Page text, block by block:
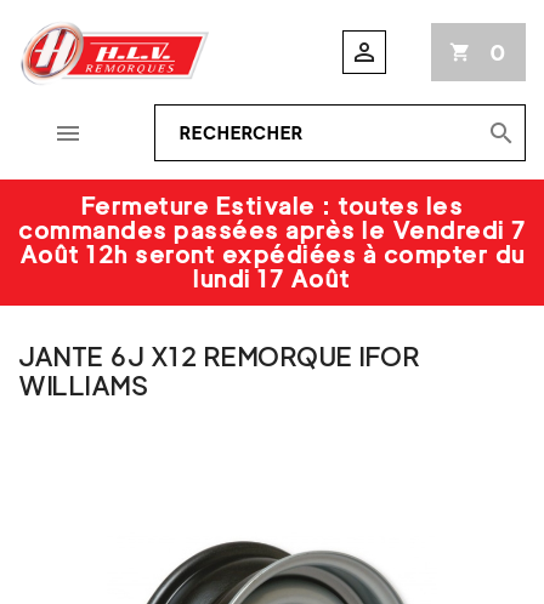
 shopping_cart 0
 
Fermeture Estivale : toutes les
commandes passées après le Vendredi 7
Août 12h seront expédiées à compter du
lundi 17 Août
JANTE 6J X12 REMORQUE IFOR
WILLIAMS